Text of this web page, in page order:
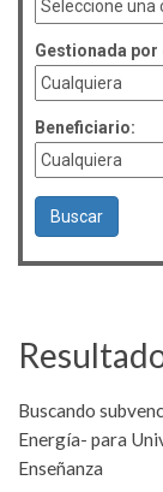
Gestionada
Beneficiario:
Buscando
Energía- para
Enseñanza